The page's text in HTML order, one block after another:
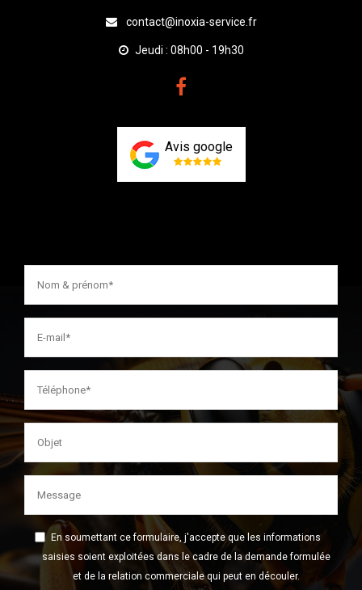
contact@inoxia-service.fr
Jeudi : 08h00 - 19h30
Avis google
En soumettant ce formulaire, j'accepte que les informations
saisies soient exploitées dans le cadre de la demande formulée
et de la relation commerciale qui peut en découler.